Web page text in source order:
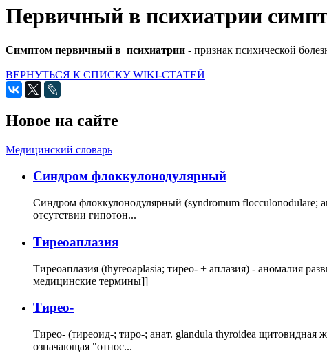
Первичный в психиатрии
Симптом первичный в психиатрии - признак психической
ВЕРНУТЬСЯ К СПИСКУ WIKI-СТАТЕЙ
Новое на сайте
Медицинский словарь
Cиндром флоккулонодулярный
Синдром флоккулонодулярный (syndromum flocculonodulare;
отсутствии гипотон...
Тиреоаплазия
Тиреоаплазия (thyreoaplasia; тирео- + аплазия) - аномалия
медицинские термины]]
Тирео-
Тирео- (тиреоид-; тиро-; анат. glandula thyroidea щитовидная
означающая "относ...